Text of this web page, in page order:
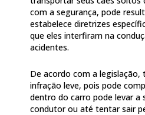
com a segurança, pode
estabelece diretrizes
que eles interfiram na
acidentes.
De acordo com a
infração leve, pois pode
dentro do carro pode levar a
condutor ou até tentar sair